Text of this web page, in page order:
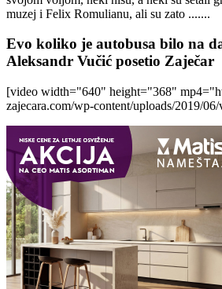
muzej i Felix Romulianu, ali su zato .......
Evo koliko je autobusa bilo na
Aleksandr Vučić posetio Zaječar
[video width="640" height="368"
zajecara.com/wp-content/uploads/2019/